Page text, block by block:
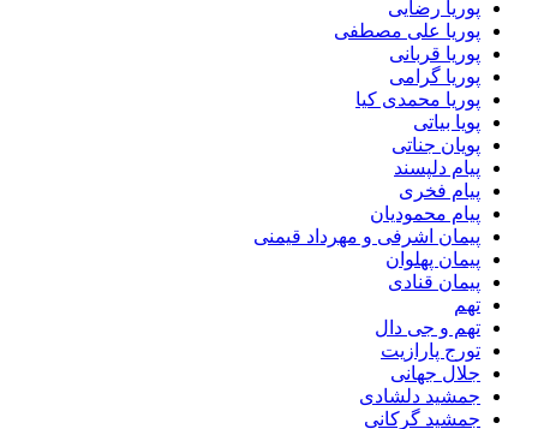
پوریا رضایی
پوریا علی مصطفی
پوریا قربانی
پوریا گرامی
پوریا محمدی کیا
پویا بیاتی
پویان جناتی
پیام دلپسند
پیام فخری
پیام محمودیان
پیمان اشرفی و مهرداد قیمنی
پیمان پهلوان
پیمان قنادی
تهم
تهم و جی دال
تورج پارازیت
جلال جهانی
جمشید دلشادی
جمشید گرکانی